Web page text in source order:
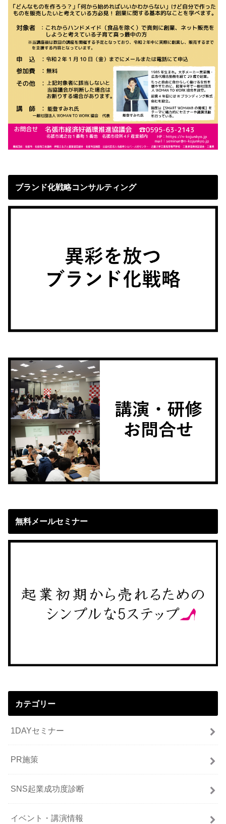
ブランド化戦略コンサルティング
無料メールセミナー
カテゴリー
1DAYセミナー
PR施策
SNS起業成功度診断
イベント・講演情報